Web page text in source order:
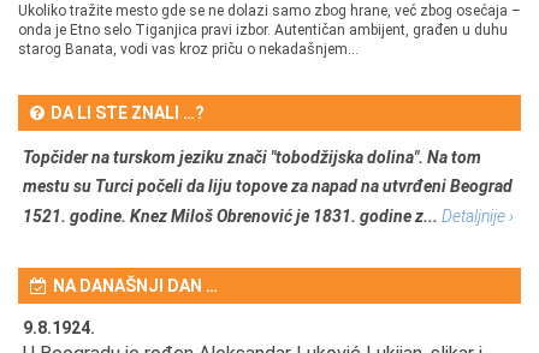
Ukoliko tražite mesto gde se ne dolazi samo zbog hrane, već zbog osećaja –
onda je Etno selo Tiganjica pravi izbor. Autentičan ambijent, građen u duhu
starog Banata, vodi vas kroz priču o nekadašnjem...
DA LI STE ZNALI …?
Topčider na turskom jeziku znači "tobodžijska dolina". Na tom
mestu su Turci počeli da liju topove za napad na utvrđeni Beograd
1521. godine. Knez Miloš Obrenović je 1831. godine z... Detaljnije ›
NA DANAŠNJI DAN …
9.8.1924.